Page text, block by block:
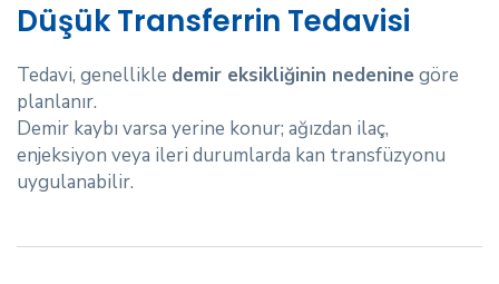
Düşük Transferrin Tedavisi
Tedavi, genellikle demir eksikliğinin nedenine göre
planlanır.
Demir kaybı varsa yerine konur; ağızdan ilaç,
enjeksiyon veya ileri durumlarda kan transfüzyonu
uygulanabilir.